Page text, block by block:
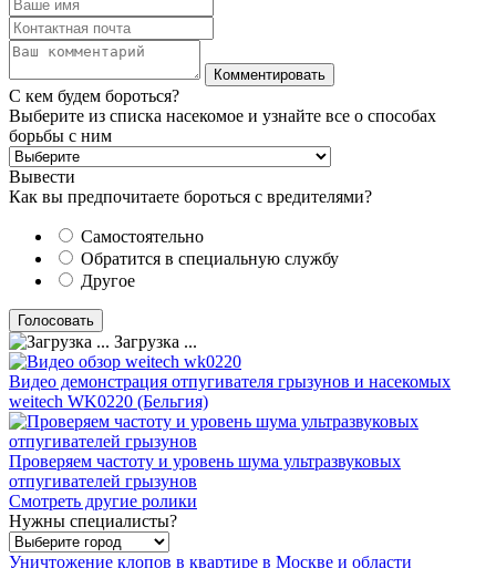
С кем будем бороться?
Выберите из списка насекомое и узнайте все о способах
борьбы с ним
Вывести
Как вы предпочитаете бороться с вредителями?
Самостоятельно
Обратится в специальную службу
Другое
Загрузка ...
Видео демонстрация отпугивателя грызунов и насекомых
weitech WK0220 (Бельгия)
Проверяем частоту и уровень шума ультразвуковых
отпугивателей грызунов
Смотреть другие ролики
Нужны специалисты?
Уничтожение клопов в квартире в Москве и области